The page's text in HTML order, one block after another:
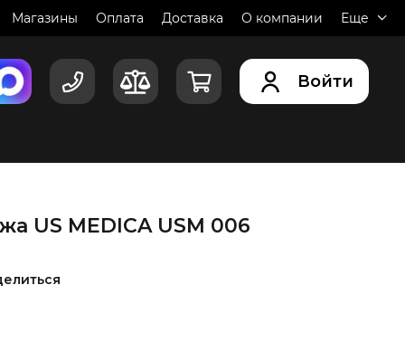
Магазины Оплата Доставка О компании Еще
Войти
US MEDICA USM 006